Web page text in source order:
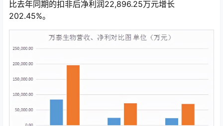
比去年同期的扣非后净利润22,896.25万元增长
202.45%。